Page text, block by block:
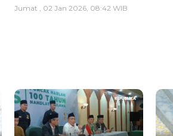
Jumat , 02 Jan 2026, 08:42 WIB